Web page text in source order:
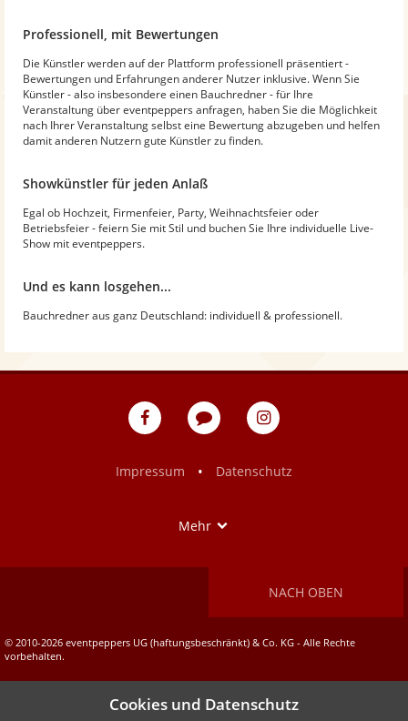
Professionell, mit Bewertungen
Die Künstler werden auf der Plattform professionell präsentiert -
Bewertungen und Erfahrungen anderer Nutzer inklusive. Wenn Sie
Künstler - also insbesondere einen Bauchredner - für Ihre
Veranstaltung über eventpeppers anfragen, haben Sie die Möglichkeit
nach Ihrer Veranstaltung selbst eine Bewertung abzugeben und helfen
damit anderen Nutzern gute Künstler zu finden.
Showkünstler für jeden Anlaß
Egal ob Hochzeit, Firmenfeier, Party, Weihnachtsfeier oder
Betriebsfeier - feiern Sie mit Stil und buchen Sie Ihre individuelle Live-
Show mit eventpeppers.
Und es kann losgehen...
Bauchredner aus ganz Deutschland: individuell & professionell.
eventpeppers
Blog
eventpeppers
Impressum
• Datenschutz
Mehr
NACH OBEN
© 2010-2026 eventpeppers UG (haftungsbeschränkt) & Co. KG - Alle Rechte
vorbehalten.
Cookies und Datenschutz